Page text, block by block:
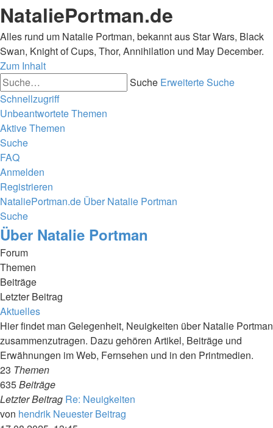
NataliePortman.de
Alles rund um Natalie Portman, bekannt aus Star Wars, Black
Swan, Knight of Cups, Thor, Annihilation und May December.
Zum Inhalt
Suche Erweiterte Suche
Schnellzugriff
Unbeantwortete Themen
Aktive Themen
Suche
FAQ
Anmelden
Registrieren
NataliePortman.de Über Natalie Portman
Suche
Über Natalie Portman
Forum
Themen
Beiträge
Letzter Beitrag
Aktuelles
Hier findet man Gelegenheit, Neuigkeiten über Natalie Portman
zusammenzutragen. Dazu gehören Artikel, Beiträge und
Erwähnungen im Web, Fernsehen und in den Printmedien.
23 Themen
635Beiträge
Letzter Beitrag Re: Neuigkeiten
von hendrik Neuester Beitrag